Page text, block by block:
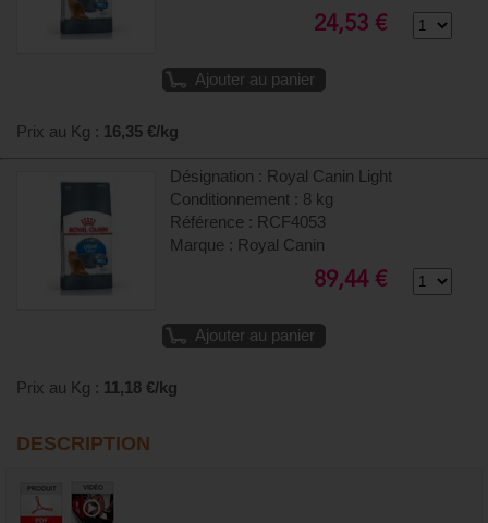
24,53 €
Ajouter au panier
Prix au Kg : 16,35 €/kg
Désignation : Royal Canin Light
Conditionnement : 8 kg
Référence : RCF4053
Marque : Royal Canin
89,44 €
Ajouter au panier
Prix au Kg : 11,18 €/kg
DESCRIPTION